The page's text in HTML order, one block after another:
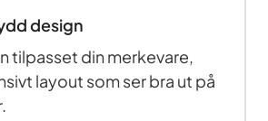
design
tilpasset din merkevare,
layout som ser bra ut på